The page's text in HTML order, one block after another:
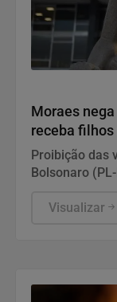
Moraes
receba filhos
Proibição das
Bolsonaro
uma carta
Visualizar